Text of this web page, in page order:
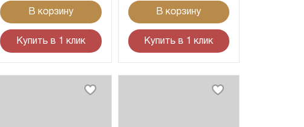
В корзину
Купить в 1 клик
В корзину
Купить в 1 клик